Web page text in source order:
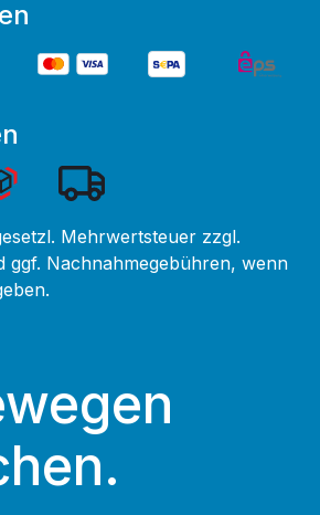
Mehrwertsteuer zzgl.
ggf. Nachnahmegebühren, wenn